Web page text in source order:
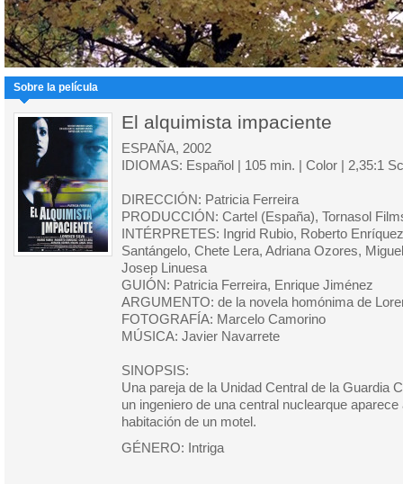
Sobre la película
El alquimista impaciente
ESPAÑA, 2002
IDIOMAS: Español | 105 min. | Color | 2,35:1
DIRECCIÓN: Patricia Ferreira
PRODUCCIÓN: Cartel (España), Tornasol
INTÉRPRETES: Ingrid Rubio, Roberto
Santángelo, Chete Lera, Adriana Ozores,
Josep Linuesa
GUIÓN: Patricia Ferreira, Enrique Jiménez
ARGUMENTO: de la novela homónima de
FOTOGRAFÍA: Marcelo Camorino
MÚSICA: Javier Navarrete
SINOPSIS:
Una pareja de la Unidad Central de la Guardia
un ingeniero de una central nuclearque
habitación de un motel.
GÉNERO: Intriga